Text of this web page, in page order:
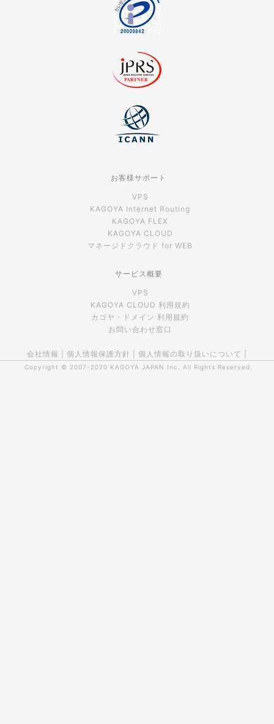
お客様サポート
VPS
KAGOYA Internet Routing
KAGOYA FLEX
KAGOYA CLOUD
マネージドクラウド for WEB
サービス概要
VPS
KAGOYA CLOUD 利用規約
カゴヤ・ドメイン 利用規約
お問い合わせ窓口
会社情報 個人情報保護方針 個人情報の取り扱いについて
Copyright © 2007-2020 KAGOYA JAPAN Inc. All Rights Reserved.